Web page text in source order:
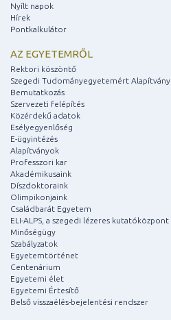
Nyílt napok
Hírek
Pontkalkulátor
AZ EGYETEMRŐL
Rektori köszöntő
Szegedi Tudományegyetemért Alapítvány
Bemutatkozás
Szervezeti felépítés
Közérdekű adatok
Esélyegyenlőség
E-ügyintézés
Alapítványok
Professzori kar
Akadémikusaink
Díszdoktoraink
Olimpikonjaink
Családbarát Egyetem
ELI-ALPS, a szegedi lézeres kutatóközpont
Minőségügy
Szabályzatok
Egyetemtörténet
Centenárium
Egyetemi élet
Egyetemi Értesítő
Belső visszaélés-bejelentési rendszer